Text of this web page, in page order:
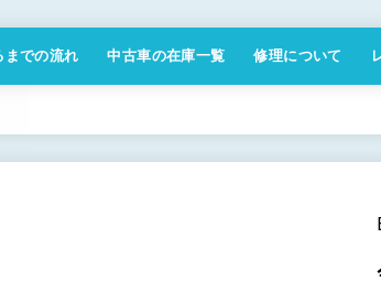
までの流れ 中古車の在庫一覧 修理について